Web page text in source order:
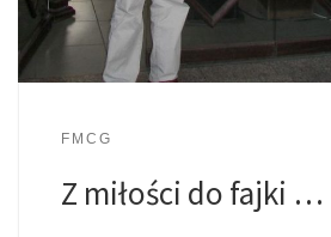
FMCG
Z miłości do fajki …